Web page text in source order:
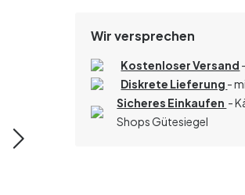
Wir versprechen
Kostenloser Versand
Diskrete Lieferung -
Sicheres Einkaufen -
Shops Gütesiegel